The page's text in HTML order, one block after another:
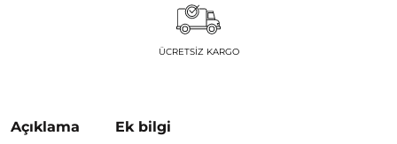
ÜCRETSIZ KARGO
Açıklama Ek bilgi